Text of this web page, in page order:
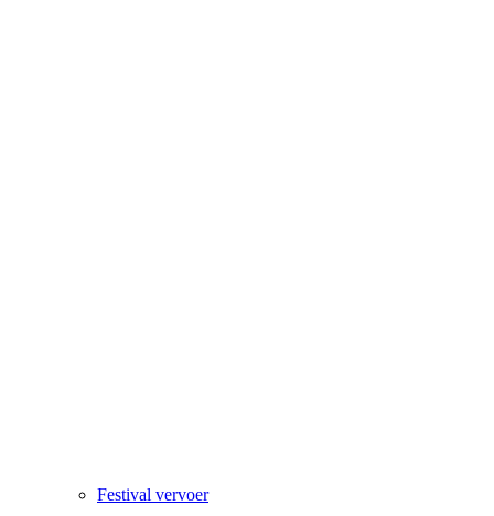
Festival vervoer